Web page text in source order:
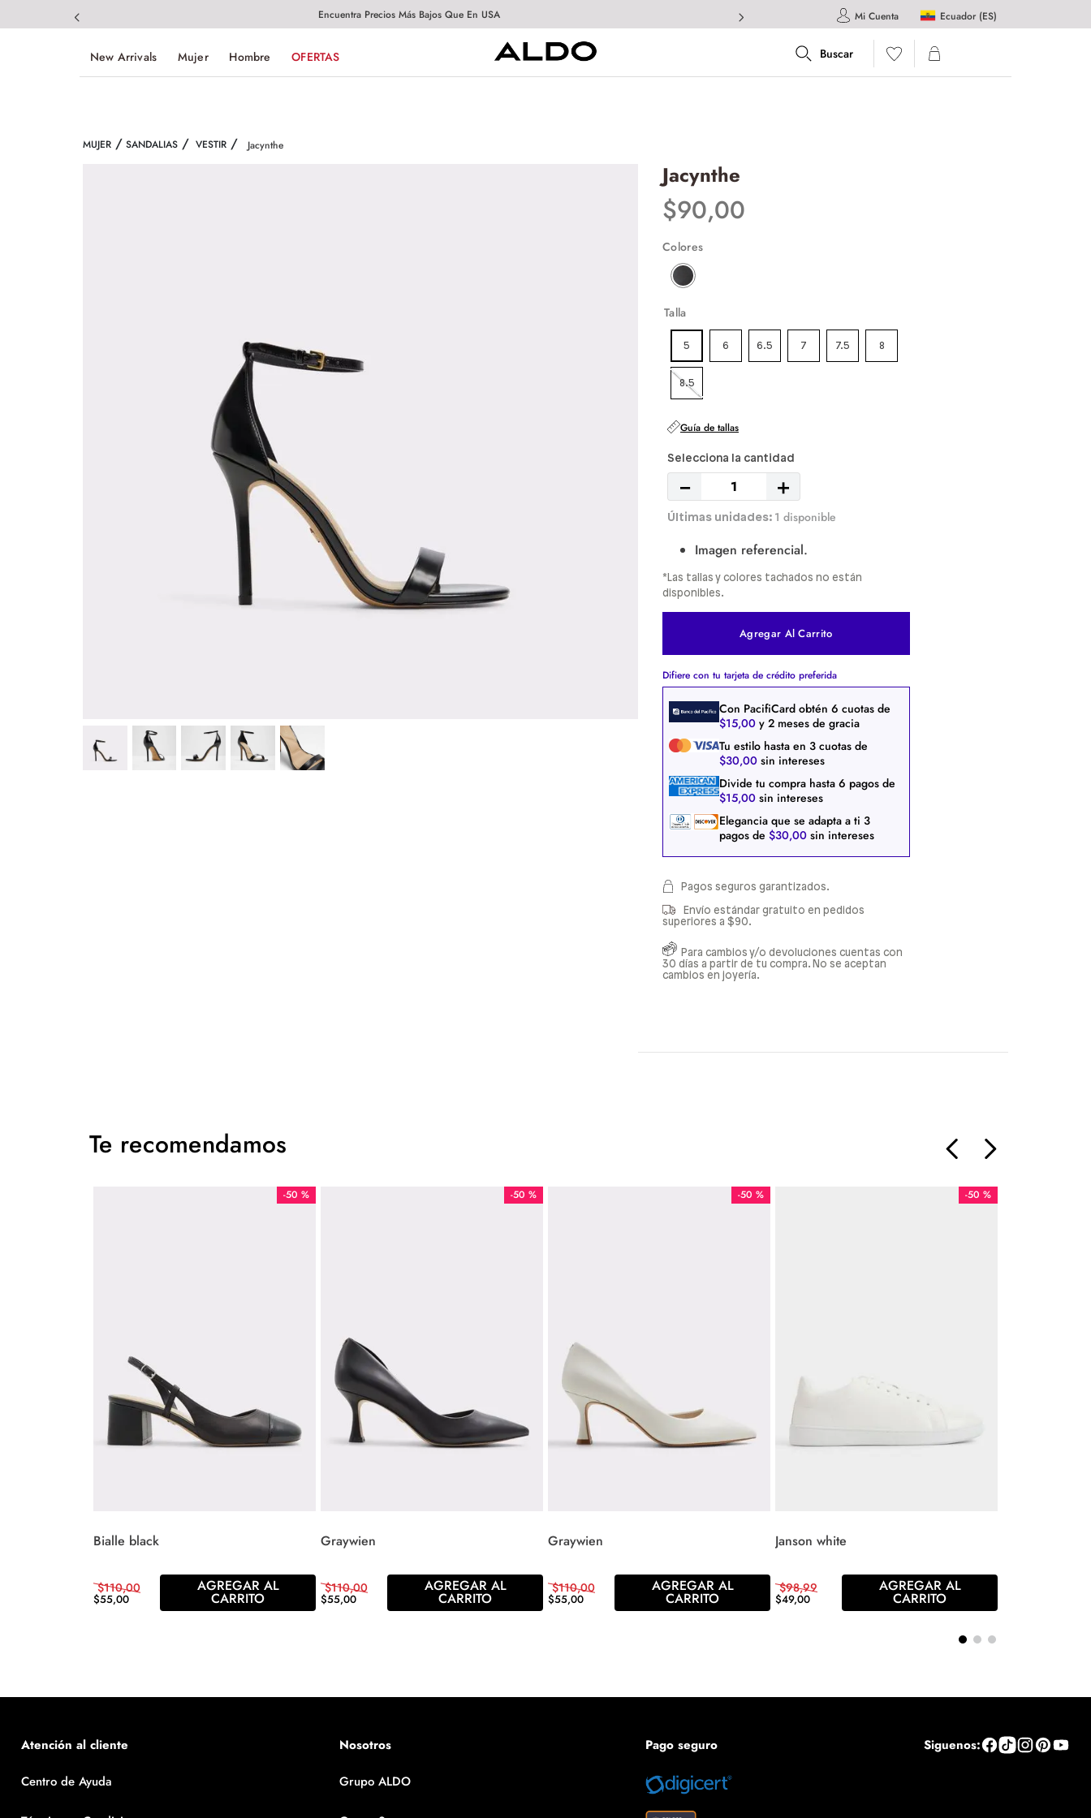
Encuentra Precios Más Bajos Que En USA Mi Cuenta Ecuador (ES)
New Arrivals Mujer Hombre OFERTAS
MUJER SANDALIAS VESTIR Jacynthe
Jacynthe
$90,00
Colores
Talla
5 6 6.5 7 7.5 8
8.5
Guía de tallas
＋
－
1 disponible
Imagen referencial.
*Las tallas y colores tachados no están
disponibles.
Agregar Al Carrito
Difiere con tu tarjeta de crédito preferida
Con PacifiCard obtén 6 cuotas de
$15,00 y 2 meses de gracia
Tu estilo hasta en 3 cuotas de
$30,00 sin intereses
Divide tu compra hasta 6 pagos de
$15,00 sin intereses
Elegancia que se adapta a ti 3
pagos de $30,00 sin intereses
Pagos seguros garantizados.
Envío estándar gratuito en pedidos
superiores a $90.
Para cambios y/o devoluciones cuentas con
30 días a partir de tu compra. No se aceptan
cambios en joyería.
Te recomendamos
-50 %
Bialle black
$110,00
$55,00
AGREGAR AL
CARRITO
-50 %
Graywien
$110,00
$55,00
AGREGAR AL
CARRITO
-50 %
Graywien
$110,00
$55,00
AGREGAR AL
CARRITO
-50 %
Janson white
$98,99
$49,00
AGREGAR AL
CARRITO
Atención al cliente
Centro de Ayuda
Nosotros
Grupo ALDO
Pago seguro Siguenos: